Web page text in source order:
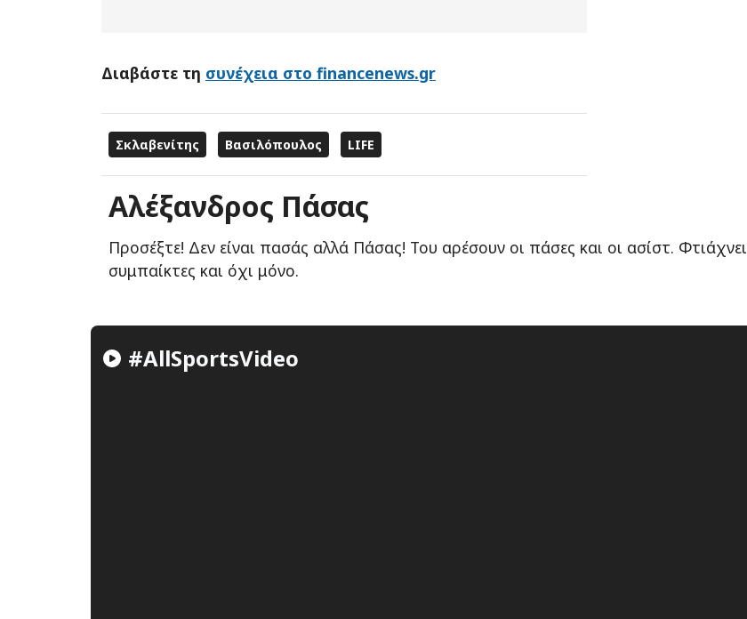
Διαβάστε τη συνέχεια στο financenews.gr
Σκλαβενίτης Βασιλόπουλος LIFE
Αλέξανδρος Πάσας
Προσέξτε! Δεν είναι πασάς αλλά Πάσας! Του αρέσουν οι πάσες και οι ασίστ. Φτιάχνει
συμπαίκτες και όχι μόνο.
#AllSportsVideo